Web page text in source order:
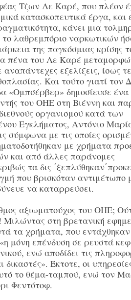
Τζων Λε Καρέ, που πλέον
κατασκοπευτικά έργα, και
κάνει μια
λαθρεμπόριο ναρκωτικών
της παγκόσμιας κρίσης
πένα του Λε Καρέ
εξελίξεις, ίσως
Και τούτο γιατί τον
«Ομπσέρβερ» δημοσίευσε
του ΟΗΕ στη Βιέννη και
οργανισμού κατά των
Εγκλήματος, Αντόνιο
σύμφωνα με τις οποίες
με χρήματα
και από άλλες παράνομες
τα δις
που βρισκόταν αντιμέτωπο
να καταρρεύσει.
αξιωματούχος του ΟΗΕ;
Μιλώντας στη βρετανική
τα χρήματα, που
μόνη επένδυση σε ρευστά
ενώ αποδίδει τις
Έκτοτε, οι
το θέμα-ταμπού, ενώ τον
Φεντότοφ.